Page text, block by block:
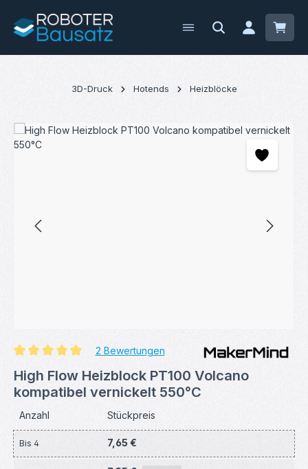
Zum Hauptinhalt springen
3D-Druck Hotends Heizblöcke
Bildergalerie überspringen
2 Bewertungen
High Flow Heizblock PT100 Volcano
kompatibel vernickelt 550°C
Anzahl Stückpreis
Bis 4 7,65 €